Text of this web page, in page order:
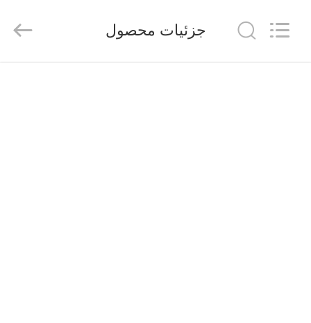
Reserved.
جزئیات محصول